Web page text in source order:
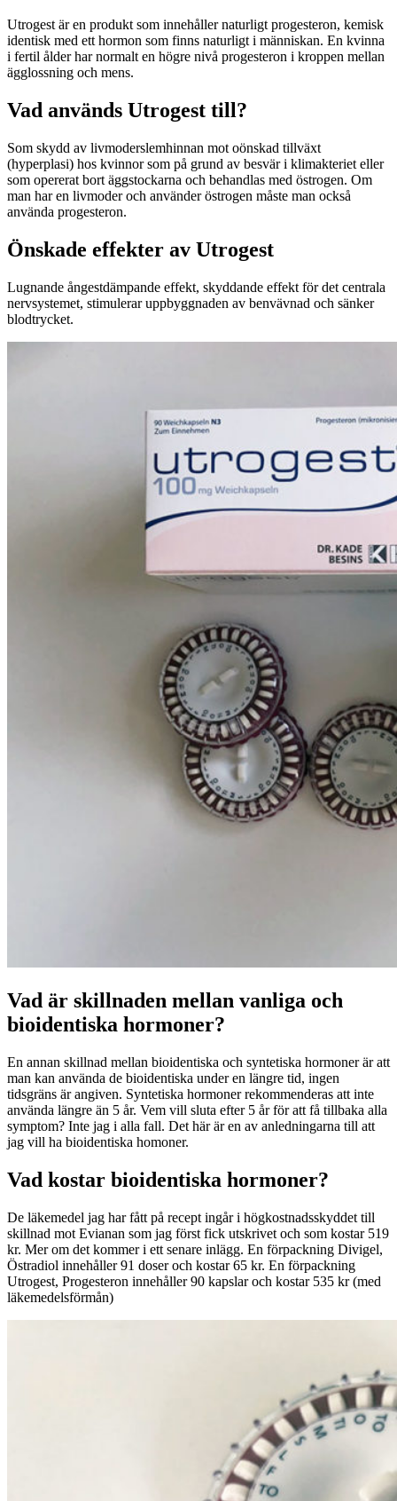
Utrogest är en produkt som innehåller naturligt progesteron, kemisk
identisk med ett hormon som finns naturligt i människan. En kvinna
i fertil ålder har normalt en högre nivå progesteron i kroppen mellan
ägglossning och mens.
Vad används Utrogest till?
Som skydd av livmoderslemhinnan mot oönskad tillväxt
(hyperplasi) hos kvinnor som på grund av besvär i klimakteriet eller
som opererat bort äggstockarna och behandlas med östrogen. Om
man har en livmoder och använder östrogen måste man också
använda progesteron.
Önskade effekter av Utrogest
Lugnande ångestdämpande effekt, skyddande effekt för det centrala
nervsystemet, stimulerar uppbyggnaden av benvävnad och sänker
blodtrycket.
Vad är skillnaden mellan vanliga och
bioidentiska hormoner?
En annan skillnad mellan bioidentiska och syntetiska hormoner är att
man kan använda de bioidentiska under en längre tid, ingen
tidsgräns är angiven. Syntetiska hormoner rekommenderas att inte
använda längre än 5 år. Vem vill sluta efter 5 år för att få tillbaka alla
symptom? Inte jag i alla fall. Det här är en av anledningarna till att
jag vill ha bioidentiska homoner.
Vad kostar bioidentiska hormoner?
De läkemedel jag har fått på recept ingår i högkostnadsskyddet till
skillnad mot Evianan som jag först fick utskrivet och som kostar 519
kr. Mer om det kommer i ett senare inlägg. En förpackning Divigel,
Östradiol innehåller 91 doser och kostar 65 kr. En förpackning
Utrogest, Progesteron innehåller 90 kapslar och kostar 535 kr (med
läkemedelsförmån)